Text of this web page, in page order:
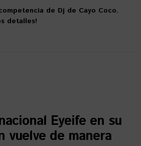
de Dj de Cayo Coco.
detalles!
Eyeife en su
vuelve de manera